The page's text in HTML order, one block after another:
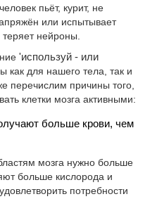
пьёт, курит, не
или испытывает
нейроны.
'используй - или
как для нашего тела, так и
перечислим причины того,
клетки мозга активными:
больше крови, чем
мозга нужно больше
больше кислорода и
потребности